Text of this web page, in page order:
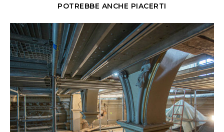
POTREBBE ANCHE PIACERTI